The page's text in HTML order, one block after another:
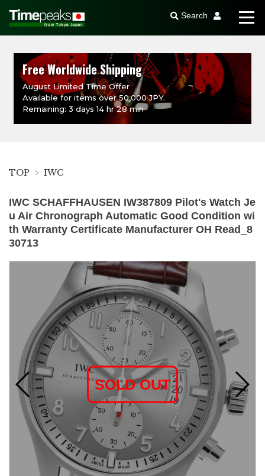
Search
Free Worldwide Shipping
August Limited Time Offer
Available for items over 50,000 JPY.
Remaining: 3 days 14 hr 28 min
TOP IWC
IWC SCHAFFHAUSEN IW387809 Pilot's Watch Je
u Air Chronograph Automatic Good Condition wi
th Warranty Certificate Manufacturer OH Read_8
30713
SOLD OUT